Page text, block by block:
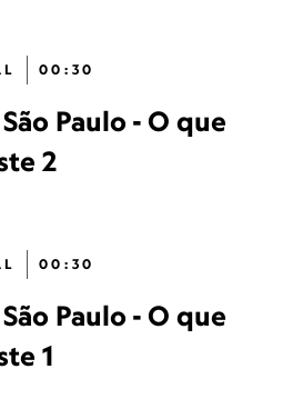
00:30
Paulo - O que
2
00:30
Paulo - O que
1